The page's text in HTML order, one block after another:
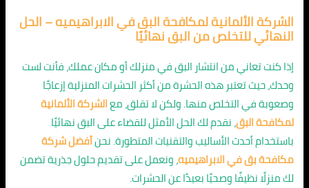
الشركة الألمانية لمكافحة البق في الابراهيميه – الحل
النهائي للتخلص من البق نهائيًا
إذا كنت تعاني من انتشار البق في منزلك أو مكان عملك، فأنت لست
وحدك، حيث تعتبر هذه الحشرة من أكثر الحشرات المنزلية إزعاجًا
وصعوبة في التخلص منها. ولكن لا تقلق، معالشركة الألمانية
لمكافحة البق، نقدم لك الحل الأمثل للقضاء على البق نهائيًا
باستخدام أحدث الأساليب والتقنيات المتطورة. نحنأفضل شركة
مكافحة بق في الابراهيميه، ونعمل على تقديم حلول جذرية تضمن
لك منزلًا نظيفًا وصحيًا بعيدًا عن الحشرات.